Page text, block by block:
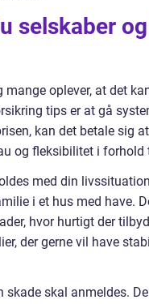
selskaber
mange oplever, at det
tips er at gå
kan det betale sig
og fleksibilitet i forhold
med din
i et hus med have.
hvor hurtigt der
der gerne vil have
skal anmeldes.